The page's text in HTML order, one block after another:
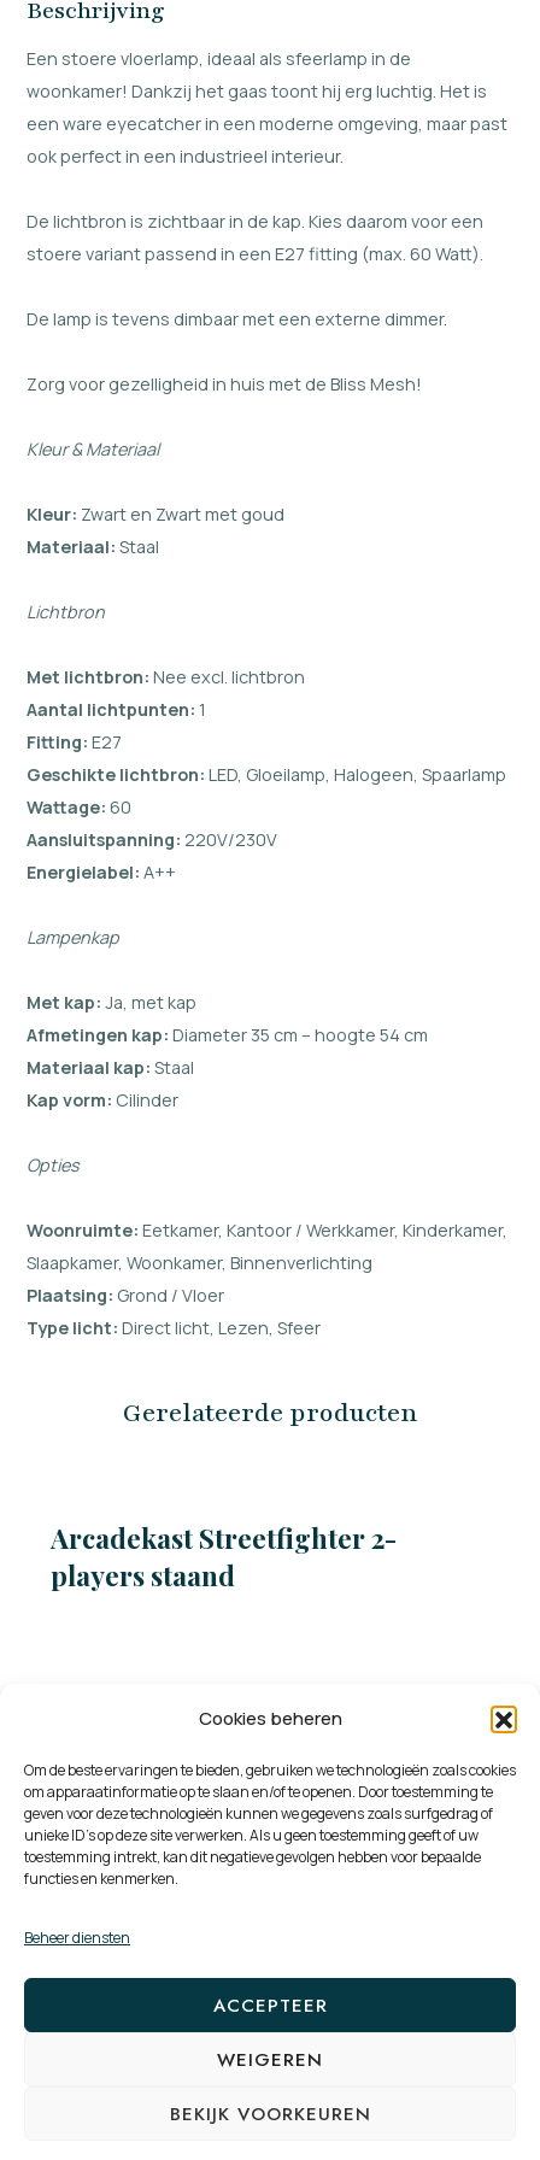
Cookies beheren
Om de beste ervaringen te bieden, gebruiken we technologieën zoals cookies
om apparaatinformatie op te slaan en/of te openen. Door toestemming te
geven voor deze technologieën kunnen we gegevens zoals surfgedrag of
unieke ID's op deze site verwerken. Als u geen toestemming geeft of uw
toestemming intrekt, kan dit negatieve gevolgen hebben voor bepaalde
functies en kenmerken.
Beheer diensten
ACCEPTEER
WEIGEREN
BEKIJK VOORKEUREN
Beschrijving
Een stoere vloerlamp, ideaal als sfeerlamp in de
woonkamer! Dankzij het gaas toont hij erg luchtig. Het is
een ware eyecatcher in een moderne omgeving, maar past
ook perfect in een industrieel interieur.
De lichtbron is zichtbaar in de kap. Kies daarom voor een
stoere variant passend in een E27 fitting (max. 60 Watt).
De lamp is tevens dimbaar met een externe dimmer.
Zorg voor gezelligheid in huis met de Bliss Mesh!
Kleur & Materiaal
Kleur: Zwart en Zwart met goud
Materiaal: Staal
Lichtbron
Met lichtbron: Nee excl. lichtbron
Aantal lichtpunten: 1
Fitting: E27
Geschikte lichtbron: LED, Gloeilamp, Halogeen, Spaarlamp
Wattage: 60
Aansluitspanning: 220V/230V
Energielabel: A++
Lampenkap
Met kap: Ja, met kap
Afmetingen kap: Diameter 35 cm – hoogte 54 cm
Materiaal kap: Staal
Kap vorm: Cilinder
Opties
Woonruimte: Eetkamer, Kantoor / Werkkamer, Kinderkamer,
Slaapkamer, Woonkamer, Binnenverlichting
Plaatsing: Grond / Vloer
Type licht: Direct licht, Lezen, Sfeer
Gerelateerde producten
Arcadekast Streetfighter 2-
players staand
Design hanglamp zwart met
smoke glas 8-lichts – Uvas
blauwe glazen – Pallon